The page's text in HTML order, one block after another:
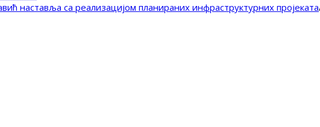
наставља са реализацијом планираних инфраструктурних пројеката